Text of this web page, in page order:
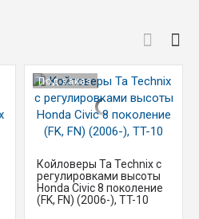
Под заказ
Койловеры Ta Technix с
регулировками высоты
Honda Civic 8 поколение
(FK, FN) (2006-), TT-10